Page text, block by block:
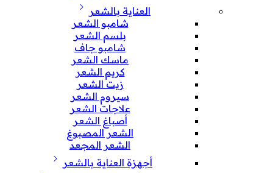
العناية بالشعر
شامبو الشعر
بلسم الشعر
شامبو جاف
ماسك الشعر
كريم الشعر
زيت الشعر
سيروم الشعر
علاجات الشعر
أصباغ الشعر
الشعر المصبوغ
الشعر المجعد
أجهزة العناية بالشعر